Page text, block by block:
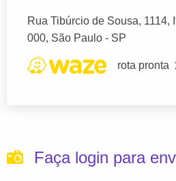
Rua Tibúrcio de Sousa, 1114,
000, São Paulo - SP
rota pronta
Faça login para